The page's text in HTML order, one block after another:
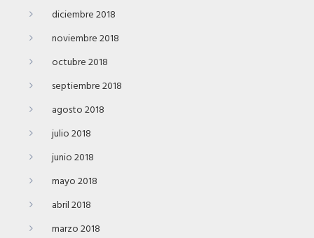
diciembre 2018
noviembre 2018
octubre 2018
septiembre 2018
agosto 2018
julio 2018
junio 2018
mayo 2018
abril 2018
marzo 2018